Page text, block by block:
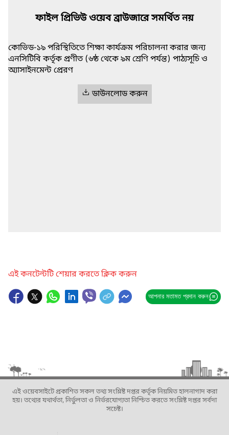
ফাইল প্রিভিউ ওয়েব ব্রাউজারে সমর্থিত নয়
কোভিড-১৯ পরিস্থিতিতে শিক্ষা কার্যক্রম পরিচালনা করার জন্য
এনসিটিবি কর্তৃক প্রণীত (৬ষ্ঠ থেকে ৯ম শ্রেণি পর্যন্ত) পাঠ্যসূচি ও
অ্যাসাইনমেন্ট প্রেরণ
ডাউনলোড করুন
এই কনটেন্টটি শেয়ার করতে ক্লিক করুন
আপনার মতামত প্রদান করুন
এই ওয়েবসাইটে প্রকাশিত সকল তথ্য সংশ্লিষ্ট দপ্তর কর্তৃক নিয়মিত হালনাগাদ করা
হয়। তথ্যের যথার্থতা, নির্ভুলতা ও নির্ভরযোগ্যতা নিশ্চিত করতে সংশ্লিষ্ট দপ্তর সর্বদা
সচেষ্ট।